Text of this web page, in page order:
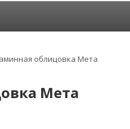
облицовка Мета
Мета